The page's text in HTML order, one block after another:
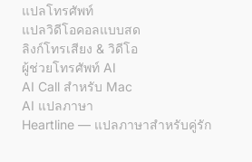
แปลโทรศัพท์
แปลวิดีโอคอลแบบสด
ลิงก์โทรเสียง & วิดีโอ
ผู้ช่วยโทรศัพท์ AI
AI Call สำหรับ Mac
AI แปลภาษา
Heartline — แปลภาษาสำหรับคู่รัก